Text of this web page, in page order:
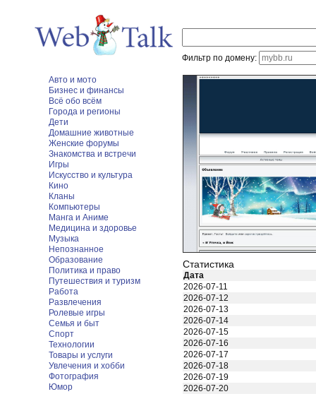
Фильтр по домену:
Авто и мото
Бизнес и финансы
Всё обо всём
Города и регионы
Дети
Домашние животные
Женские форумы
Знакомства и встречи
Игры
Искусство и культура
Кино
Кланы
Компьютеры
Манга и Аниме
Медицина и здоровье
Музыка
Непознанное
Образование
Политика и право
Путешествия и туризм
Работа
Развлечения
Ролевые игры
Семья и быт
Спорт
Технологии
Товары и услуги
Увлечения и хобби
Фотография
Юмор
Статистика
Дата
2026-07-11
2026-07-12
2026-07-13
2026-07-14
2026-07-15
2026-07-16
2026-07-17
2026-07-18
2026-07-19
2026-07-20